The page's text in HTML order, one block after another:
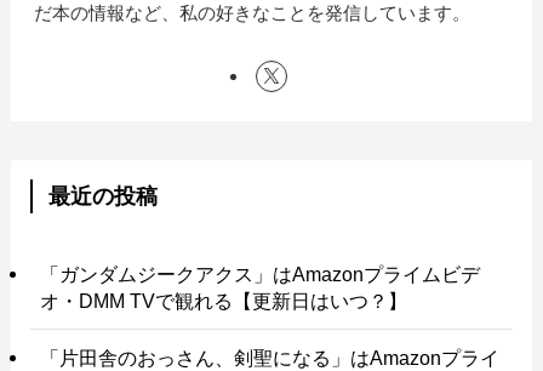
だ本の情報など、私の好きなことを発信しています。
最近の投稿
「ガンダムジークアクス」はAmazonプライムビデ
オ・DMM TVで観れる【更新日はいつ？】
「片田舎のおっさん、剣聖になる」はAmazonプライ